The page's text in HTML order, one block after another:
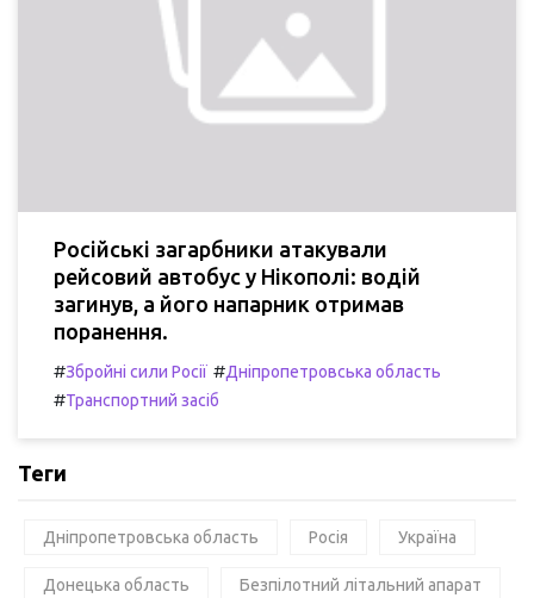
Російські загарбники атакували
рейсовий автобус у Нікополі: водій
загинув, а його напарник отримав
поранення.
#Збройні сили Росії #Дніпропетровська область
#Транспортний засіб
Теги
Дніпропетровська область Росія Україна
Донецька область Безпілотний літальний апарат